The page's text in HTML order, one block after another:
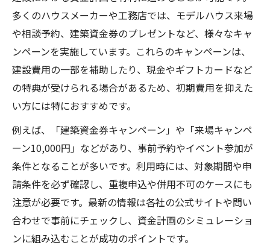
多くのハウスメーカーや工務店では、モデルハウス来場
や相談予約、建築資金券のプレゼントなど、様々なキャ
ンペーンを実施しています。これらのキャンペーンは、
建設費用の一部を補助したり、現金やギフトカードなど
の特典が受けられる場合があるため、初期費用を抑えた
い方には特におすすめです。
例えば、「建築資金券キャンペーン」や「来場キャンペ
ーン10,000円」などがあり、事前予約やイベント参加が
条件となることが多いです。利用時には、対象期間や申
請条件を必ず確認し、重複申込や併用不可のケースにも
注意が必要です。最新の情報は各社の公式サイトや問い
合わせで事前にチェックし、資金計画のシミュレーショ
ンに組み込むことが成功のポイントです。